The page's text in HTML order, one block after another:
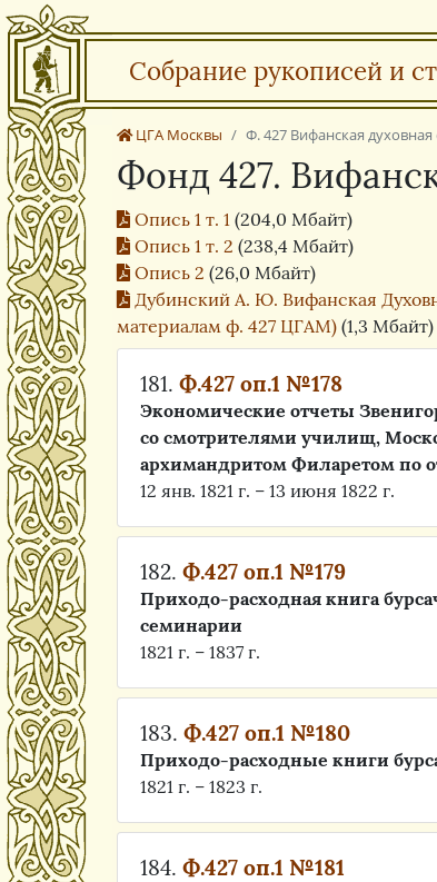
Собрание рукописей и
ЦГА Москвы Ф. 427 Вифанская
Фонд 427.
Опись 1 т. 1 (204,0 Мбайт)
Опись 1 т. 2 (238,4 Мбайт)
Опись 2 (26,0 Мбайт)
Дубинский А. Ю. Вифанская
материалам ф. 427 ЦГАМ) (1,3 Мбайт)
181. Ф.427 оп.1 №178
Экономические отчеты
со смотрителями училищ,
архимандритом Филаретом по
12 янв. 1821 г. – 13 июня 1822 г.
182. Ф.427 оп.1 №179
Приходо-расходная книга
семинарии
1821 г. – 1837 г.
183. Ф.427 оп.1 №180
Приходо-расходные книги
1821 г. – 1823 г.
184. Ф.427 оп.1 №181